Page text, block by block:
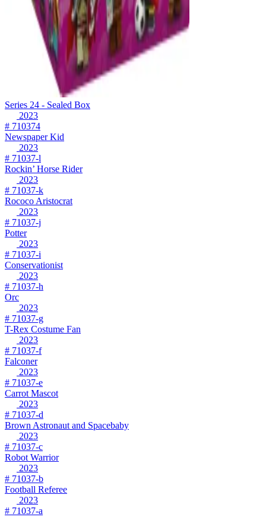
Series 24 - Sealed Box
2023
# 710374
Newspaper Kid
2023
# 71037-l
Rockin’ Horse Rider
2023
# 71037-k
Rococo Aristocrat
2023
# 71037-j
Potter
2023
# 71037-i
Conservationist
2023
# 71037-h
Orc
2023
# 71037-g
T-Rex Costume Fan
2023
# 71037-f
Falconer
2023
# 71037-e
Carrot Mascot
2023
# 71037-d
Brown Astronaut and Spacebaby
2023
# 71037-c
Robot Warrior
2023
# 71037-b
Football Referee
2023
# 71037-a